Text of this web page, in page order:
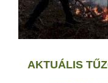
AKTUÁLIS